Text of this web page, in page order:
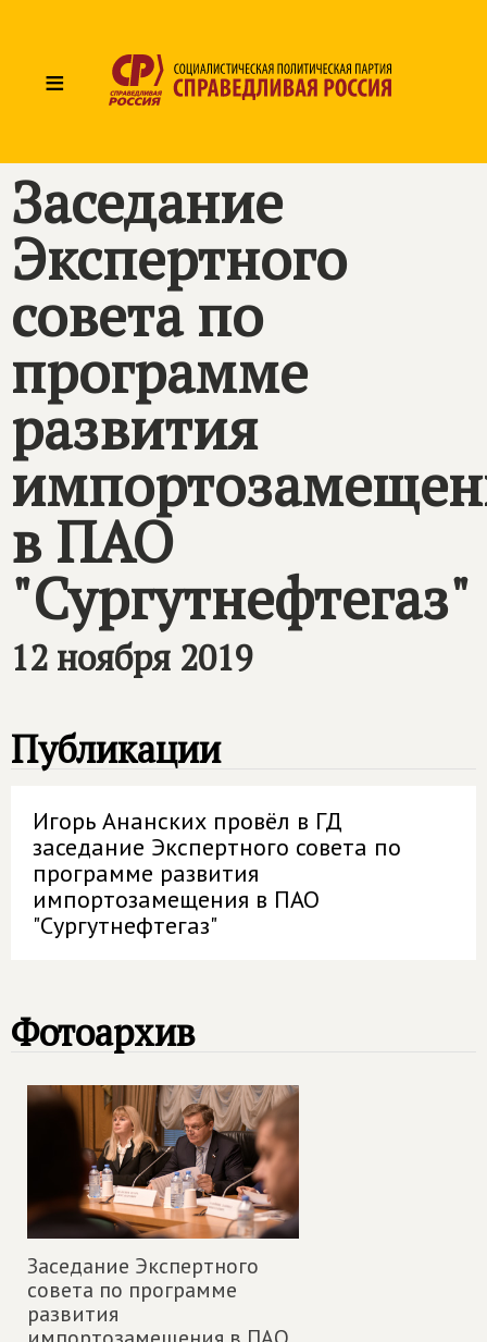
≡
Заседание
Экспертного
совета по
программе
развития
в ПАО
"Сургутнефтегаз"
12 ноября 2019
Публикации
Игорь Ананских провёл в ГД
заседание Экспертного совета по
программе развития
импортозамещения в ПАО
"Сургутнефтегаз"
Фотоархив
Заседание Экспертного
совета по программе
развития